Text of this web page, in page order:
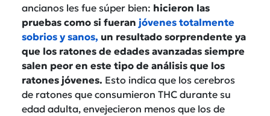
ancianos les fue súper bien: hicieron las
pruebas como si fueran jóvenes totalmente
sobrios y sanos, un resultado sorprendente ya
que los ratones de edades avanzadas siempre
salen peor en este tipo de análisis que los
ratones jóvenes. Esto indica que los cerebros
de ratones que consumieron THC durante su
edad adulta, envejecieron menos que los de